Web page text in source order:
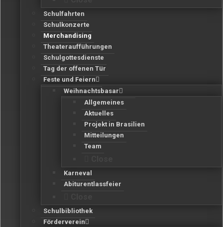
Schulfahrten
Schulkonzerte
Merchandising
Theateraufführungen
Schulgottesdienste
Tag der offenen Tür
Feste und Feiern
Weihnachtsbasar
Allgemeines
Aktuelles
Projekt in Brasilien
Mitteilungen
Team
Karneval
Abiturentlassfeier
Schulbibliothek
Förderverein